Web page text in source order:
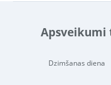
Apsveikumi
Dzimšanas diena